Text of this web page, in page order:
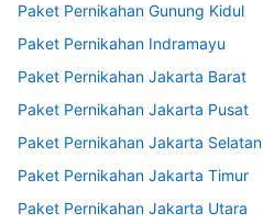
Paket Pernikahan Gunung Kidul
Paket Pernikahan Indramayu
Paket Pernikahan Jakarta Barat
Paket Pernikahan Jakarta Pusat
Paket Pernikahan Jakarta Selatan
Paket Pernikahan Jakarta Timur
Paket Pernikahan Jakarta Utara